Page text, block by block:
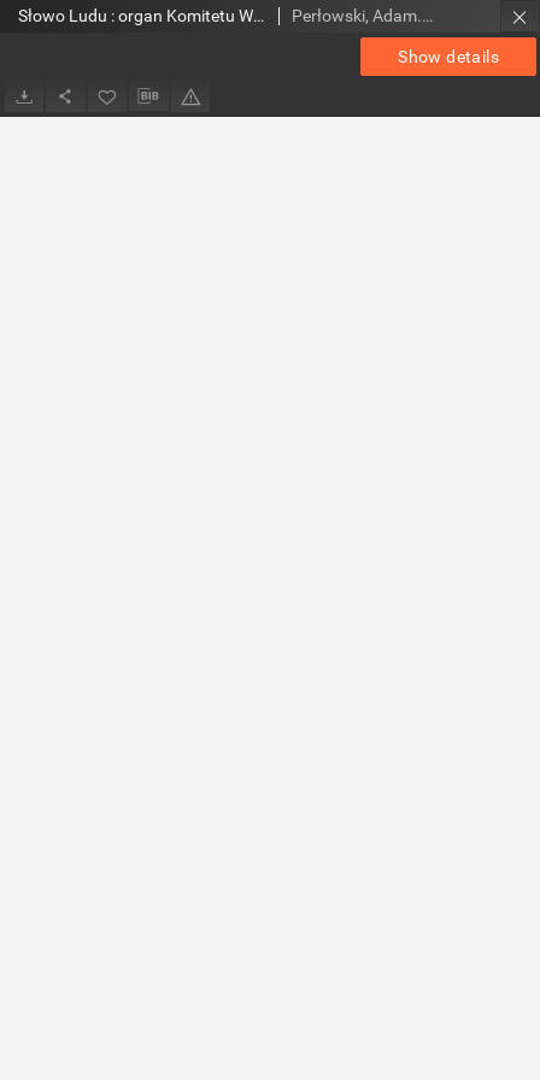
Show details
Słowo Ludu : organ Komitetu Wojewódzkiego Polskiej Zjednoczonej Partii Robotniczej, 1954, R.6, nr 131 Perłowski, Adam. Red.